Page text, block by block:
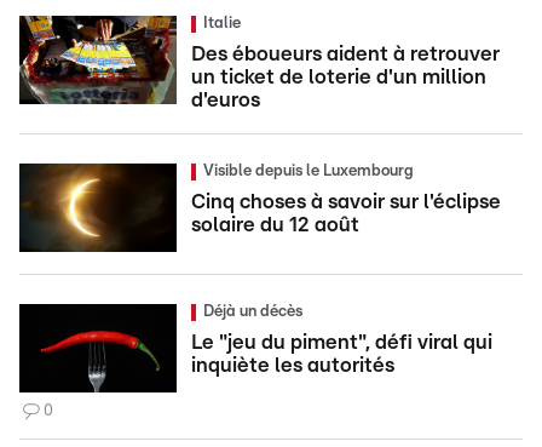
Italie
Des éboueurs aident à retrouver
un ticket de loterie d'un million
d'euros
Visible depuis le Luxembourg
Cinq choses à savoir sur l'éclipse
solaire du 12 août
Déjà un décès
Le "jeu du piment", défi viral qui
inquiète les autorités
0